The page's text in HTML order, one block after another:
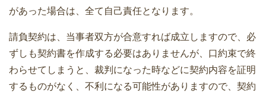
があった場合は、全て自己責任となります。
請負契約は、当事者双方が合意すれば成立しますので、必
ずしも契約書を作成する必要はありませんが、口約束で終
わらせてしまうと、裁判になった時などに契約内容を証明
するものがなく、不利になる可能性がありますので、契約